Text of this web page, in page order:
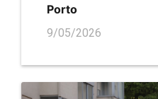
Porto
9/05/2026